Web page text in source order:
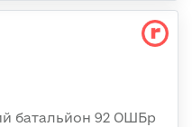
батальйон 92 ОШБр